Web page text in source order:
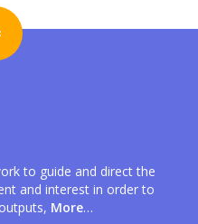
to guide and direct the
and interest in order to
More…